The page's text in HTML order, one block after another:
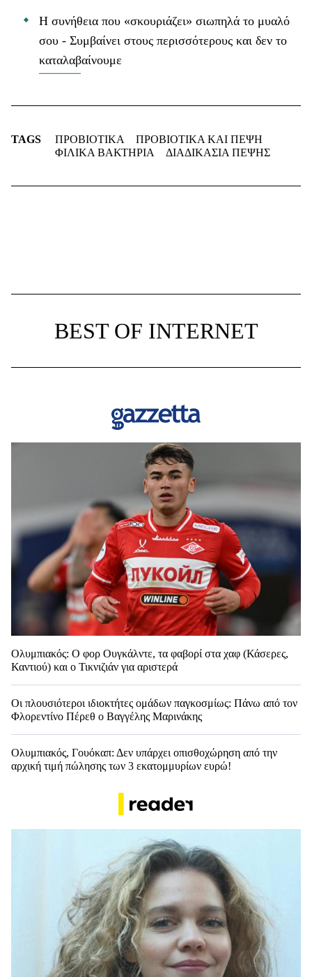
Η συνήθεια που «σκουριάζει» σιωπηλά το μυαλό
σου - Συμβαίνει στους περισσότερους και δεν το
καταλαβαίνουμε
TAGS ΠΡΟΒΙΟΤΙΚΑ
ΠΡΟΒΙΟΤΙΚΑ ΚΑΙ ΠΕΨΗ
ΦΙΛΙΚΑ ΒΑΚΤΗΡΙΑ
ΔΙΑΔΙΚΑΣΙΑ ΠΕΨΗΣ
BEST OF INTERNET
Ολυμπιακός: Ο φορ Ουγκάλντε, τα φαβορί στα χαφ (Κάσερες,
Καντιού) και ο Τικνιζιάν για αριστερά
Οι πλουσιότεροι ιδιοκτήτες ομάδων παγκοσμίως: Πάνω από τον
Φλορεντίνο Πέρεθ ο Βαγγέλης Μαρινάκης
Ολυμπιακός, Γουόκαπ: Δεν υπάρχει οπισθοχώρηση από την
αρχική τιμή πώλησης των 3 εκατομμυρίων ευρώ!